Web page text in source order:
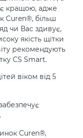
є кращою, адже
Curen®, більш
чи Вас здивує,
якість щітки
рекомендують
CS Smart.
віком від 5
Curen®,